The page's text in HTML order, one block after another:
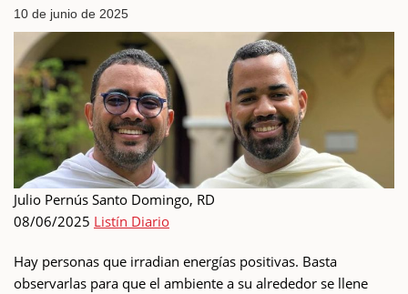
10 de junio de 2025
Julio Pernús Santo Domingo, RD
08/06/2025 Listín Diario
Hay personas que irradian energías positivas. Basta
observarlas para que el ambiente a su alrededor se llene